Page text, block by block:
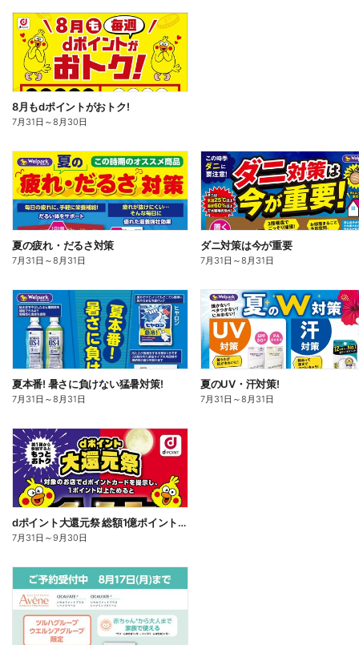
8月もdポイントがおトク!
7月31日 ～8月30日
夏の疲れ・だるさ対策
7月31日 ～8月31日
ダニ対策は今が重要
7月31日 ～8月31日
夏本番! 暑さに負けない猛暑対策!
7月31日 ～8月31日
夏のUV・汗対策!
7月31日 ～8月31日
dポイント大還元祭 総額1億ポイント山分けキャンペーン
7月31日 ～9月30日